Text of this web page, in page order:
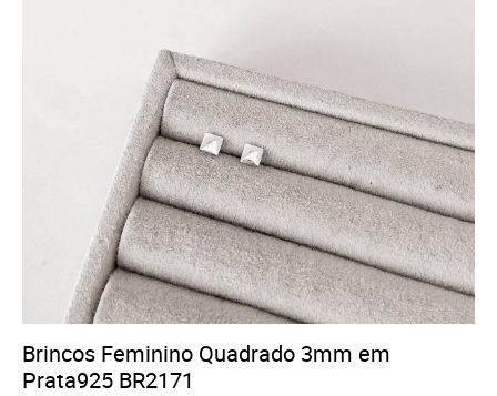
Brincos Feminino Quadrado 3mm em
Prata925 BR2171